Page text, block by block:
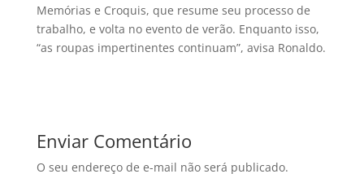
Memórias e Croquis, que resume seu processo de
trabalho, e volta no evento de verão. Enquanto isso,
“as roupas impertinentes continuam”, avisa Ronaldo.
Enviar Comentário
O seu endereço de e-mail não será publicado.